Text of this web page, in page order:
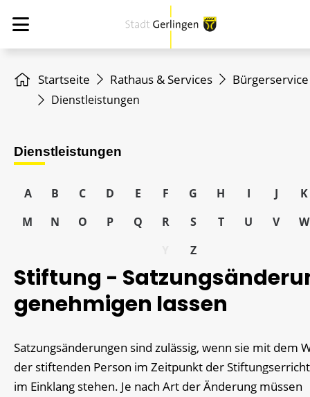
Startseite Rathaus & Services Bürgerservice
Dienstleistungen
Dienstleistungen
A B C D E F G H I J
K
M
N O P Q R S T U V
W
Z
Stiftung -
genehmigen lassen
Satzungsänderungen sind zulässig, wenn sie mit dem
der stiftenden Person im Zeitpunkt der
im Einklang stehen. Je nach Art der Änderung müssen